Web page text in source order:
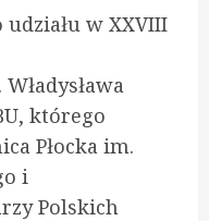
udziału w XXVIII
którego
Płocka im.
i
Polskich